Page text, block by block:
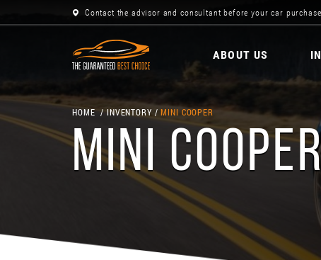
Contact the advisor and consultant before your car
ABOUT US
HOME INVENTORY MINI COOPER
MINI